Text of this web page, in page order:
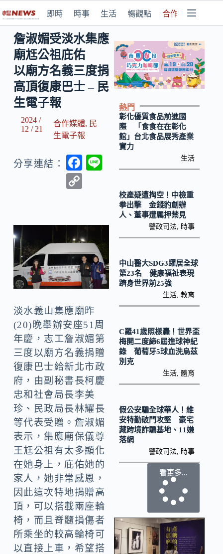
即時 時事 生活 暢觀點 合作媒體
詹淑媚受淡水集應
廟尪公祖庇佑
以廟方名義三度捐
高頂復康巴士 – 民
生電子報
2024 /
12 / 21
合作媒體, 民
生電子報
分享連結：
F
o
o
k
y
Li
n
k
淡水義山集應廟昨
(20)晚舉辦安座51周
年慶，志工詹淑媚第
三度以廟方名義捐贈
復康巴士給新北市政
府，由副秘書長柯慶
忠和社會局長李美
珍、民政局長林耀長
等代表受贈。詹淑媚
表示，集應廟保儀尊
王尪公祖有太多顯化
在她身上，庇佑她的
家人，她非常感恩，
因此這次特地捐贈高
頂，可以搭載兩座輪
椅，而且脊髓損傷者
所乘坐的較高輪椅可
以直接上車，希望搭
熱門
彰化優質食品前進國
際 「食食在在彰化
館」台北食品展秀產業
實力
生活
校產疑遭掏空！中檢重
拳出擊 金錢豹創辦
人、董事遭羈押禁見
警政司法 時事
中山醫大SDG3躍居全球
第23名 健康福祉表現
躋身世界前25強
生活 ,教育
C羅41歲照樣轟！世界盃
梅開二度締6屆進球神紀
錄 葡萄牙5球血洗烏茲
別克
生活 ,體育
假公安騙全球華人！維
安特勤破門攻堅 豪宅
藏跨境詐騙基地、11嫌
落網
警政司法 時事
看更多...